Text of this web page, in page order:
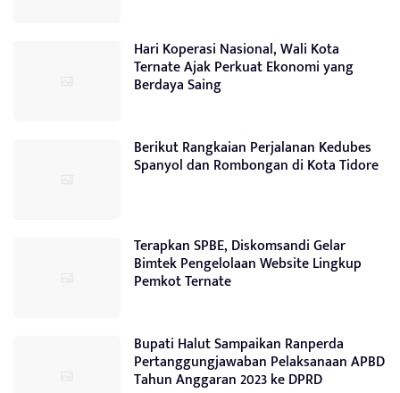
Hari Koperasi Nasional, Wali Kota
Ternate Ajak Perkuat Ekonomi yang
Berdaya Saing
Berikut Rangkaian Perjalanan Kedubes
Spanyol dan Rombongan di Kota Tidore
Terapkan SPBE, Diskomsandi Gelar
Bimtek Pengelolaan Website Lingkup
Pemkot Ternate
Bupati Halut Sampaikan Ranperda
Pertanggungjawaban Pelaksanaan APBD
Tahun Anggaran 2023 ke DPRD